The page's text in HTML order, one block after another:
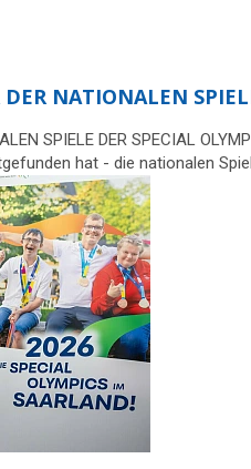
DER NATIONALEN
SPIELE DER SPECIAL
hat - die nationalen